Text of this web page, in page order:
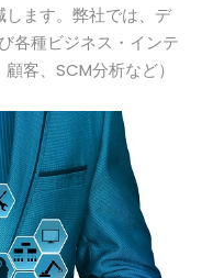
ます。弊社では、デ
各種ビジネス・インテ
客、SCM分析など）